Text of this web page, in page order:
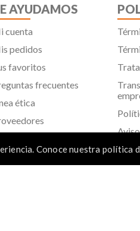
Conoce nuestra política
AYUDAMOS
cuenta
pedidos
favoritos
frecuentes
ética
SIC